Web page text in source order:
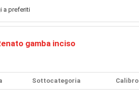
a preferiti
gamba inciso
Sottocategoria Calibro